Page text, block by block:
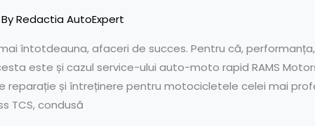
Redactia AutoExpert
întotdeauna, afaceri de succes. Pentru că,
este și cazul service-ului auto-moto rapid RAMS
reparație și întreținere pentru motocicletele celei mai
TCS, condusă